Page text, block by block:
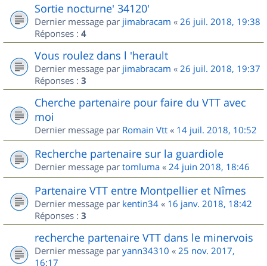
Sortie nocturne' 34120'
Dernier message par jimabracam « 26 juil. 2018, 19:38
Réponses : 4
Vous roulez dans l 'herault
Dernier message par jimabracam « 26 juil. 2018, 19:37
Réponses : 3
Cherche partenaire pour faire du VTT avec
moi
Dernier message par Romain Vtt « 14 juil. 2018, 10:52
Recherche partenaire sur la guardiole
Dernier message par tomluma « 24 juin 2018, 18:46
Partenaire VTT entre Montpellier et Nîmes
Dernier message par kentin34 « 16 janv. 2018, 18:42
Réponses : 3
recherche partenaire VTT dans le minervois
Dernier message par yann34310 « 25 nov. 2017,
16:17